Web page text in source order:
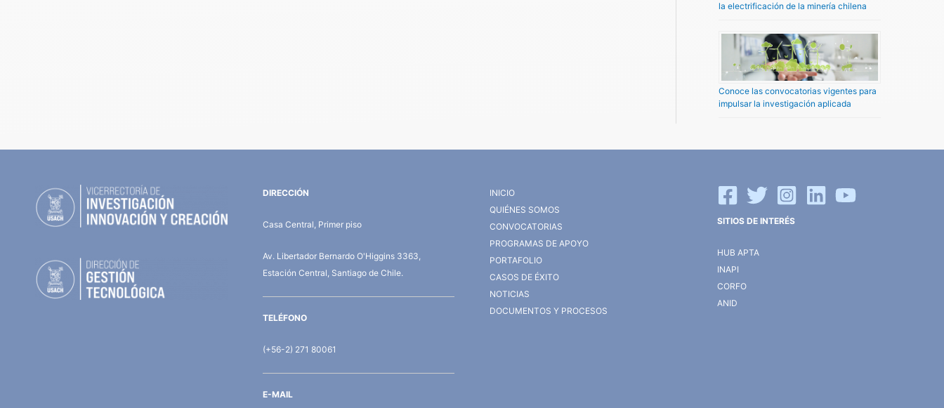
la electrificación de la minería chilena
Conoce las convocatorias vigentes para
impulsar la investigación aplicada
DIRECCIÓN
Casa Central, Primer piso
Av. Libertador Bernardo O'Higgins 3363,
Estación Central, Santiago de Chile.
TELÉFONO
(+56-2) 271 80061
E-MAIL
INICIO
QUIÉNES SOMOS
CONVOCATORIAS
PROGRAMAS DE APOYO
PORTAFOLIO
CASOS DE ÉXITO
NOTICIAS
DOCUMENTOS Y PROCESOS
SITIOS DE INTERÉS
HUB APTA
INAPI
CORFO
ANID